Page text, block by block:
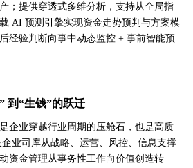
；提供穿透式多维分析，支持从全局指
AI 预测引擎实现资金走势预判与方案模
经验判断向事中动态监控 + 事前智能预
到“生钱”的跃迁
企业穿越行业周期的压舱石，也是高质
业司库从战略、运营、风控、信息支撑
资金管理从事务性工作向价值创造转